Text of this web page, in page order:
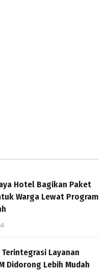
Hotel Bagikan Paket
Warga Lewat Program
Terintegrasi Layanan
Didorong Lebih Mudah